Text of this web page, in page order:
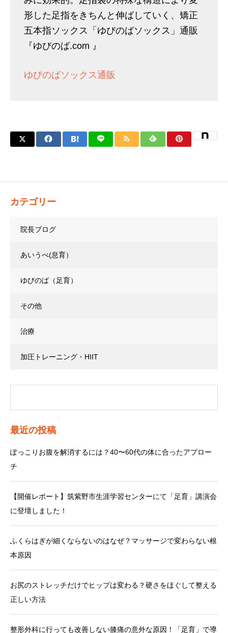
形した足指をきちんと伸ばしていく、矯正
五本指ソックス「ゆびのばソックス」通販
『ゆびのば.com 』
ゆびのばソックス通販
カテゴリー
院長ブログ
あいうべ(息育）
ゆびのば（足育）
その他
治療
加圧トレーニング・HIIT
最近の投稿
ぽっこりお腹を解消するには？40〜60代の体に合ったアプロー
チ
【開催レポート】筑紫野市生涯学習センターにて「足育」講演会
に登壇しました！
ふくらはぎが細くならないのはなぜ？マッサージで変わらない根
本原因
お尻のストレッチだけでヒップは変わる？硬さをほぐして整える
正しい方法
整形外科に行っても改善しない膝痛の意外な原因！「足育」で導